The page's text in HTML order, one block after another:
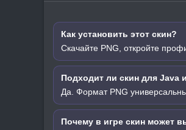
Как установить этот скин?
Скачайте PNG, откройте
Подходит ли скин для Java
Да. Формат PNG
Почему в игре скин может